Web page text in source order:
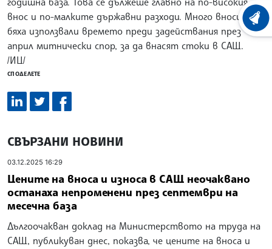
внос и по-малките държавни разходи. Много вносители
бяха използвали времето преди задействания през
април митнически спор, за да внасят стоки в САЩ.
/ИЦ/
СПОДЕЛЕТЕ
СВЪРЗАНИ НОВИНИ
03.12.2025 16:29
Цените на вноса и износа в САЩ неочаквано
останаха непроменени през септември на
месечна база
Дългоочакван доклад на Министерството на труда на
САЩ, публикуван днес, показва, че цените на вноса и